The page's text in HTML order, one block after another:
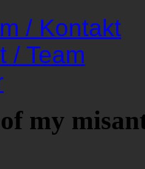
/ Kontakt
/ Team
my